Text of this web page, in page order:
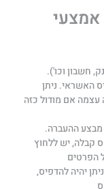
חשבון וכו').
האשראי. ניתן
אם מודול כזה
מבצע ההעברה.
קבלה, יש ללחוץ
הפרטים
יהיה להדפיס,